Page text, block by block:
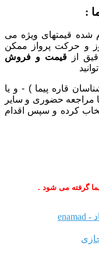
:
شده قیمتهای ویژه می
و حرکت پرواز ممکن
ازقیمت و فروش
قاره پیما ) - و یا
یا مراجعه حضوری و سایر
کرده و سپس اقدام